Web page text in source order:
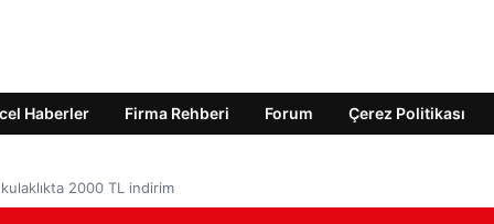
Haberler Firma Rehberi Forum Çerez Politikası
2000 TL indirim